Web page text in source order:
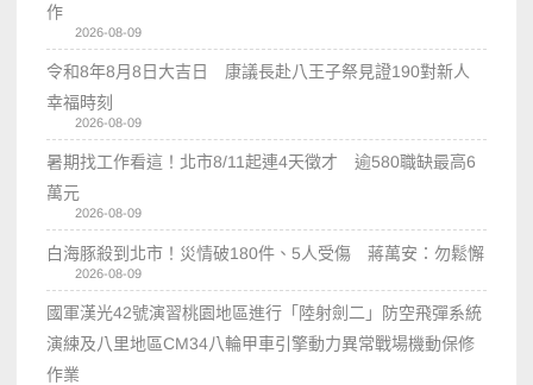
作
2026-08-09
令和8年8月8日大吉日 康議長赴八王子祭見證190對新人
幸福時刻
2026-08-09
暑期找工作看這！北市8/11起連4天徵才 逾580職缺最高6
萬元
2026-08-09
白海豚殺到北市！災情破180件、5人受傷 蔣萬安：勿鬆懈
2026-08-09
國軍漢光42號演習桃園地區進行「陸射劍二」防空飛彈系統
演練及八里地區CM34八輪甲車引擎動力異常戰場機動保修
作業